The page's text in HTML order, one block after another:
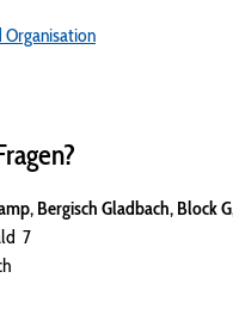
Organisation
Bergisch Gladbach, Block
7